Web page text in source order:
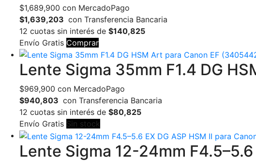
$1,689,900 con MercadoPago
$1,639,203 con Transferencia Bancaria
12 cuotas sin interés de $140,825
Envío Gratis Comprar
Lente Sigma 35mm F1.4 DG
$969,900 con MercadoPago
$940,803 con Transferencia Bancaria
12 cuotas sin interés de $80,825
Envío Gratis Sin stock
Lente Sigma 12-24mm F4.5–5.6